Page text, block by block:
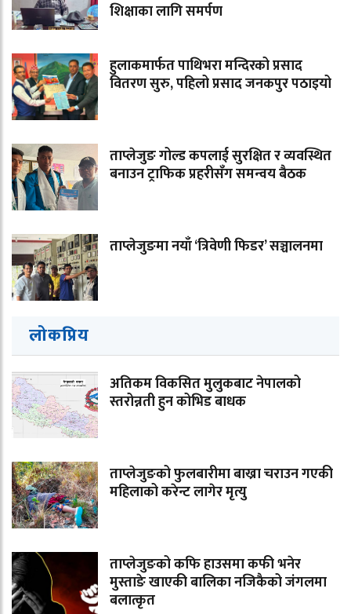
शिक्षाका लागि समर्पण
हुलाकमार्फत पाथिभरा मन्दिरको प्रसाद
वितरण सुरु, पहिलो प्रसाद जनकपुर पठाइयो
ताप्लेजुङ गोल्ड कपलाई सुरक्षित र व्यवस्थित
बनाउन ट्राफिक प्रहरीसँग समन्वय बैठक
ताप्लेजुङमा नयाँ ‘त्रिवेणी फिडर’ सञ्चालनमा
लोकप्रिय
अतिकम विकसित मुलुकबाट नेपालको
स्तरोन्नती हुन कोभिड बाधक
ताप्लेजुङको फुलबारीमा बाख्रा चराउन गएकी
महिलाको करेन्ट लागेर मृत्यु
ताप्लेजुङको कफि हाउसमा कफी भनेर
मुस्ताङे खाएकी बालिका नजिकैको जंगलमा
बलात्कृत